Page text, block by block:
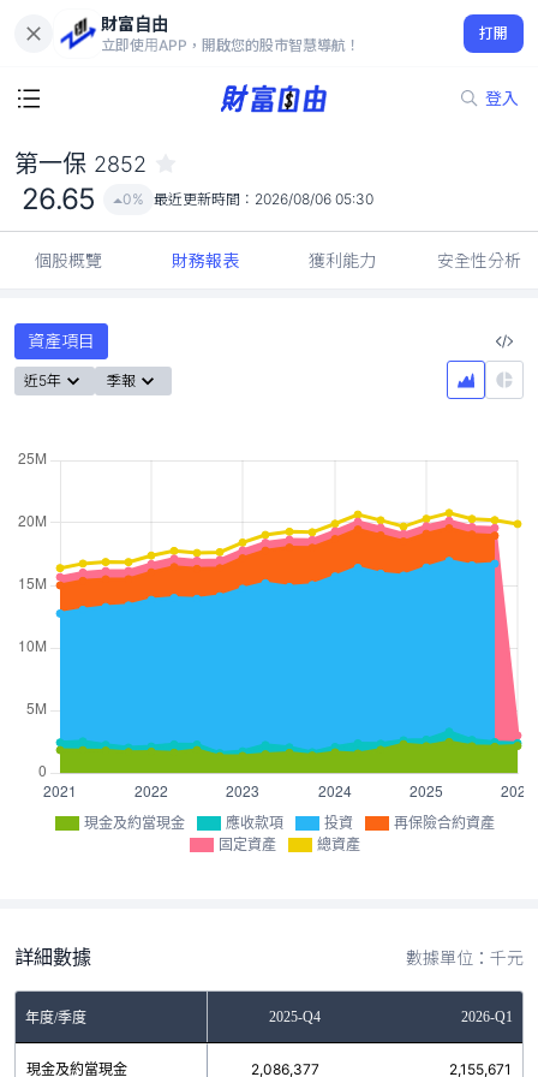
財富自由
立即使用APP，開啟您的股市智慧導航！
打開
登入
26.65
0%
第一保 2852
26.65 0% 最近更新時間： 2026/08/06 05:30
個股概覽 財務報表 獲利能力 安全性分析
資產項目
近5年 季報
現金及約當現金 應收款項 投資
再保險合約資產
固定資產
總資產
詳細數據 數據單位：千元
年度/季度2025-Q3 2025-Q4 2026-Q1
現金及約當現金
2,130,898 2,086,377 2,155,671